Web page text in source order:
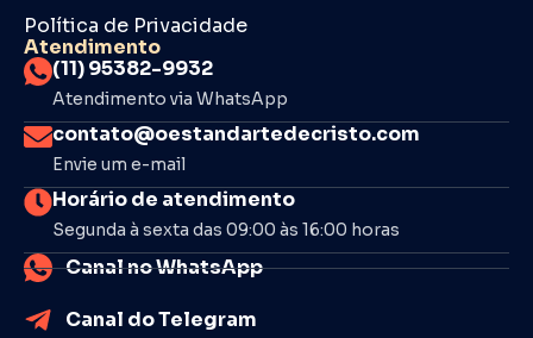
Política de Privacidade
Atendimento
(11) 95382-9932
Atendimento via WhatsApp
contato@oestandartedecristo.com
Envie um e-mail
Horário de atendimento
Segunda à sexta das 09:00 às 16:00 horas
Canal no WhatsApp
Canal do Telegram